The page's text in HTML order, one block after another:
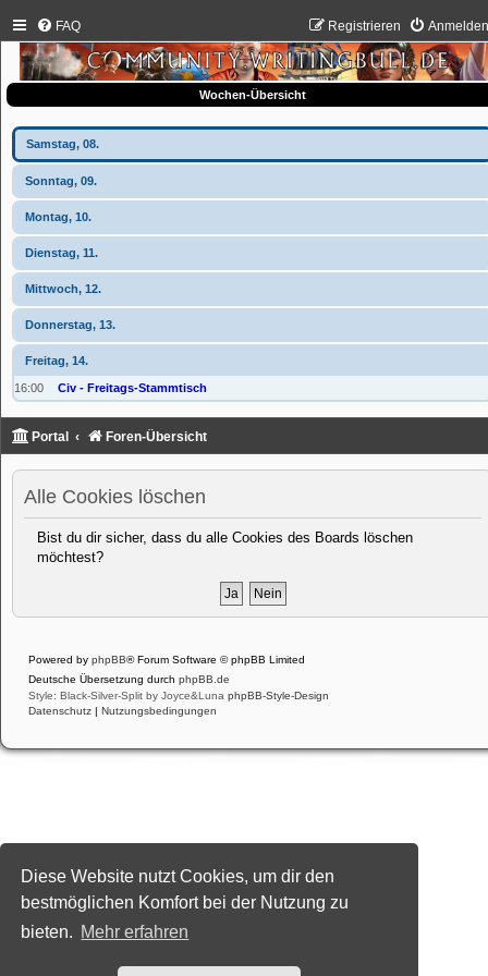
Diese Website nutzt Cookies, um dir den
bestmöglichen Komfort bei der Nutzung zu
bieten. Mehr erfahren
FAQ Registrieren
Wochen-Übersicht
Samstag, 08.
Sonntag, 09.
Montag, 10.
Dienstag, 11.
Mittwoch, 12.
Donnerstag, 13.
Freitag, 14.
16:00 Civ - Freitags-Stammtisch
Portal Foren-Übersicht
Alle Cookies löschen
Bist du dir sicher, dass du alle Cookies des Boards löschen
möchtest?
Powered by phpBB® Forum Software © phpBB Limited
Deutsche Übersetzung durch phpBB.de
Style: Black-Silver-Split by Joyce&Luna phpBB-Style-Design
Datenschutz
Nutzungsbedingungen